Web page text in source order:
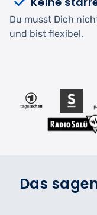
Du musst Dich
und bist flexibel.
Das